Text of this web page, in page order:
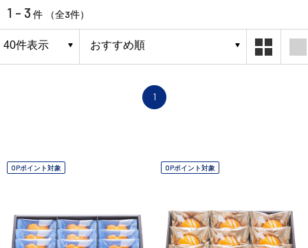
1 - 3 件 （全3件）
1
OPポイント対象 OPポイント対象